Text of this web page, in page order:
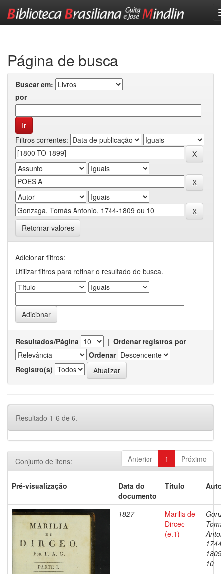
Página de busca
Buscar em:
por
Filtros correntes:
Retornar valores
Adicionar filtros:
Utilizar filtros para refinar o resultado de busca.
Resultados/Página | Ordenar registros por
Ordenar
Registro(s)
Resultado 1-6 de 6.
Anterior 1 Próximo
Conjunto de itens:
Pré-visualização
Data do
documento
Título
1827
Marilia de
Dirceo
(e.1)
10